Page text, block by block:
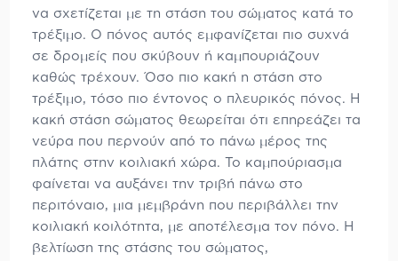
να σχετίζεται με τη στάση του σώματος κατά το
τρέξιμο. Ο πόνος αυτός εμφανίζεται πιο συχνά
σε δρομείς που σκύβουν ή καμπουριάζουν
καθώς τρέχουν. Όσο πιο κακή η στάση στο
τρέξιμο, τόσο πιο έντονος ο πλευρικός πόνος. Η
κακή στάση σώματος θεωρείται ότι επηρεάζει τα
νεύρα που περνούν από το πάνω μέρος της
πλάτης στην κοιλιακή χώρα. Το καμπούριασμα
φαίνεται να αυξάνει την τριβή πάνω στο
περιτόναιο, μια μεμβράνη που περιβάλλει την
κοιλιακή κοιλότητα, με αποτέλεσμα τον πόνο. Η
βελτίωση της στάσης του σώματος,